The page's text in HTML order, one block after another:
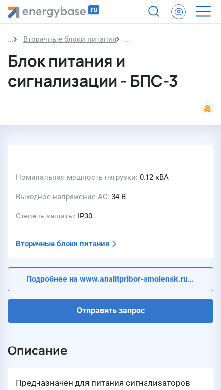
Вторичные блоки питания Блок питания и
Блок питания и
сигнализации - БПС-3
Номинальная мощность нагрузки 0.12 кВА
Выходное напряжение AC 34 В
Степень защиты IP30
Вторичные блоки питания
Подробнее на www.analitpribor-smolensk.ru
Отправить запрос
Описание
Предназначен для питания сигнализаторов